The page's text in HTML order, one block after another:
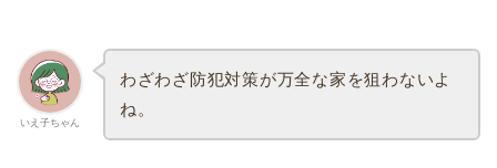
いえ子ちゃん
わざわざ防犯対策が万全な家を狙わないよ
ね。